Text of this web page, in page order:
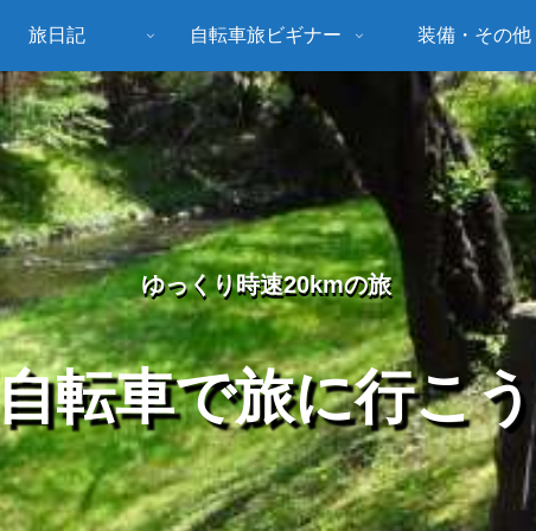
ゆっくり時速20kmの旅
転車で旅に行こう
旅日記 自転車旅ビギナー 装備・その他